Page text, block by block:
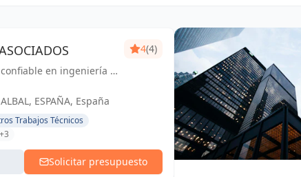
en ingeniería y
exitosos.
4(4)
ESPAÑA, España
Trabajos Técnicos
+3
Solicitar presupuesto